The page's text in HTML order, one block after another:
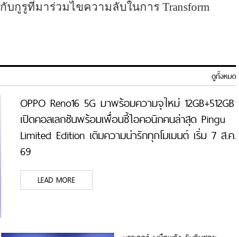
บกูรูที่มาร่วมไขความลับในการ Transform
ดูทั้งหมด
OPPO Reno16 5G มาพร้อมความจุใหม่ 12GB+512GB
เปิดคอลเลกชันพร้อมเพื่อนซี้ไอคอนิกคนล่าสุด Pingu
Limited Edition เติมความน่ารักทุกโมเมนต์ เริ่ม 7 ส.ค.
69
LEAD MORE